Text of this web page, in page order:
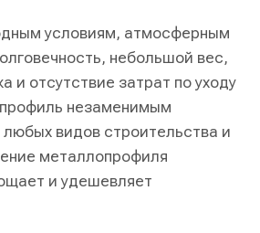
условиям, атмосферным
небольшой вес,
и отсутствие затрат по уходу
незаменимым
любых видов строительства и
металлопрофиля
и удешевляет